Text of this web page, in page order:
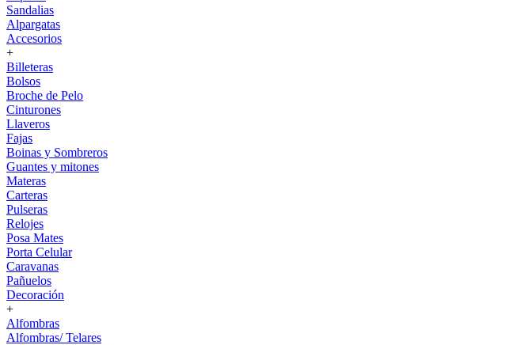
Sandalias
Alpargatas
Accesorios
+
Billeteras
Bolsos
Broche de Pelo
Cinturones
Llaveros
Fajas
Boinas y Sombreros
Guantes y mitones
Materas
Carteras
Pulseras
Relojes
Posa Mates
Porta Celular
Caravanas
Pañuelos
Decoración
+
Alfombras
Alfombras/ Telares